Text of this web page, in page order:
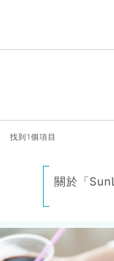
找到1個項目
關於「